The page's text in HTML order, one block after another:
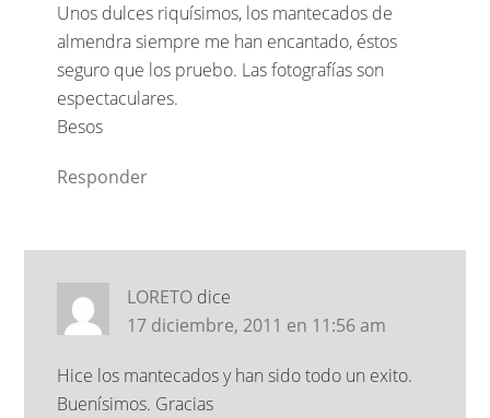
Unos dulces riquísimos, los mantecados de
almendra siempre me han encantado, éstos
seguro que los pruebo. Las fotografías son
espectaculares.
Besos
Responder
LORETO dice
17 diciembre, 2011 en 11:56 am
Hice los mantecados y han sido todo un exito.
Buenísimos. Gracias